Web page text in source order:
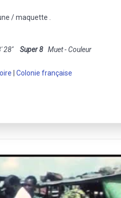
/ maquette .
28'' Super 8 Muet - Couleur
Colonie française